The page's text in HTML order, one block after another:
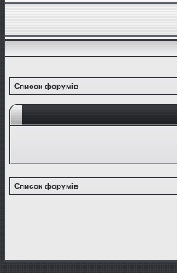
Список форумів
Список форумів